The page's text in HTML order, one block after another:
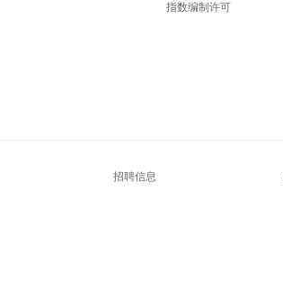
指数编制许可
招聘信息